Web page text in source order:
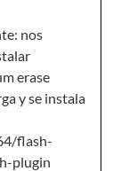
nos
erase
y se instala
flash-
plugin